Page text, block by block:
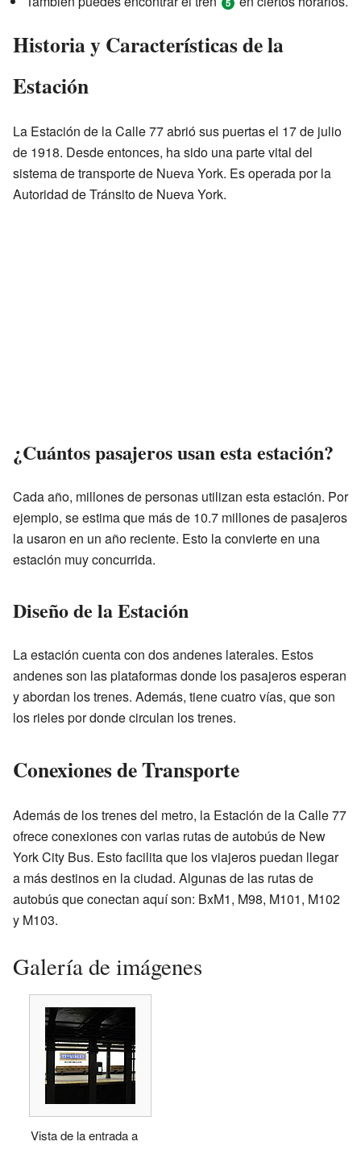
Historia y Características de la
Estación
La Estación de la Calle 77 abrió sus puertas el 17 de julio
de 1918. Desde entonces, ha sido una parte vital del
sistema de transporte de Nueva York. Es operada por la
Autoridad de Tránsito de Nueva York.
¿Cuántos pasajeros usan esta estación?
Cada año, millones de personas utilizan esta estación. Por
ejemplo, se estima que más de 10.7 millones de pasajeros
la usaron en un año reciente. Esto la convierte en una
estación muy concurrida.
Diseño de la Estación
La estación cuenta con dos andenes laterales. Estos
andenes son las plataformas donde los pasajeros esperan
y abordan los trenes. Además, tiene cuatro vías, que son
los rieles por donde circulan los trenes.
Conexiones de Transporte
Además de los trenes del metro, la Estación de la Calle 77
ofrece conexiones con varias rutas de autobús de New
York City Bus. Esto facilita que los viajeros puedan llegar
a más destinos en la ciudad. Algunas de las rutas de
autobús que conectan aquí son: BxM1, M98, M101, M102
y M103.
Galería de imágenes
Vista de la entrada a